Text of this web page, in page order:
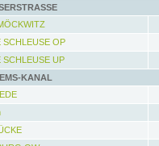
SCHLEUSE OP
SCHLEUSE UP
KANAL